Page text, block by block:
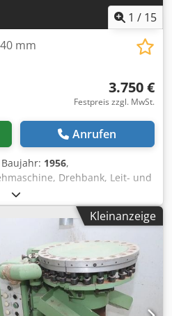
1 / 15
mm
3.750 €
Festpreis zzgl. MwSt.
Anrufen
Baujahr: 1956,
Drehbank, Leit- und
und Zugspindel-Drehbank
Zugspindel-Drehbank Typ
-Drehlänge: 1340 mm -Dreh
über Support: 240 mm -
31,5 - 1400
Ø 250 mm -Zubehör: incl.,
MK4 -Antriebs Motor:
1000/H1230 mm -Gewicht:
Kleinanzeige